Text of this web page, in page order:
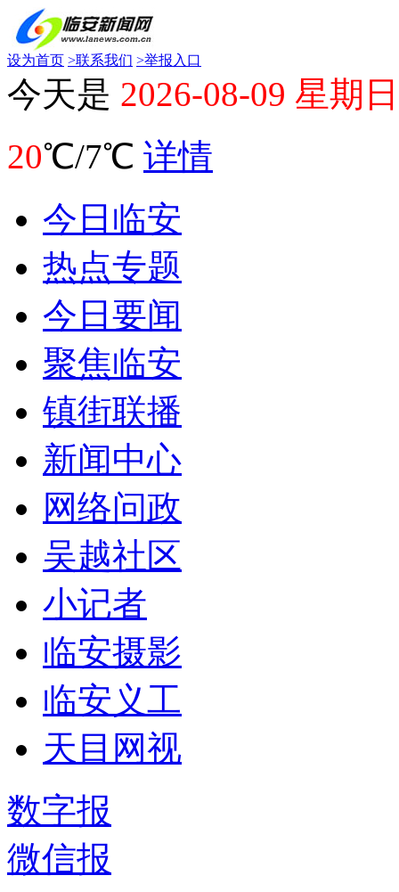
设为首页 >联系我们 >举报入口
今天是 2026-08-09 星期日
20℃/7℃ 详情
今日临安
热点专题
今日要闻
聚焦临安
镇街联播
新闻中心
网络问政
吴越社区
小记者
临安摄影
临安义工
天目网视
数字报
微信报